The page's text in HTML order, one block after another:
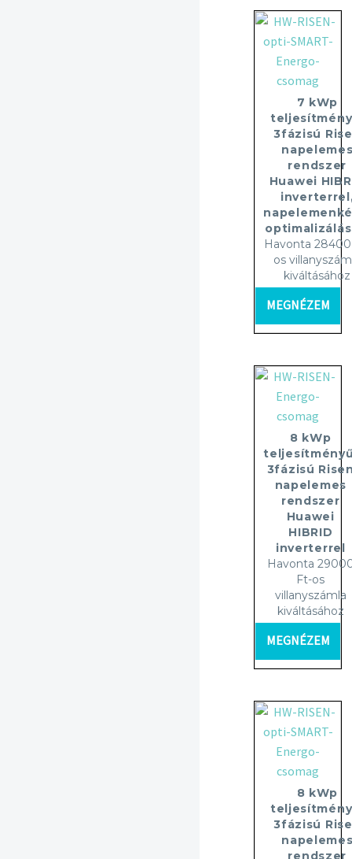
7 kWp
3fázisú
rendszer
Huawei
Havonta
os
kiváltásához
MEGNÉZEM
8 kWp
3fázisú
napelemes
rendszer
Huawei
HIBRID
inverterrel
Havonta
Ft-os
villanyszámla
kiváltásához
MEGNÉZEM
8 kWp
3fázisú
rendszer